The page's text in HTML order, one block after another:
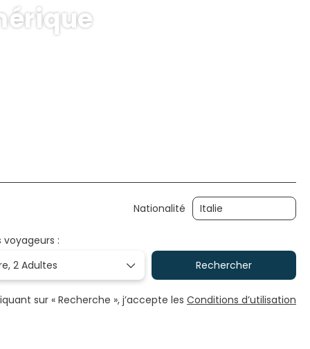
Nationalité
:
2 Adultes Rechercher
sur « Recherche », j’accepte les Conditions d’utilisation